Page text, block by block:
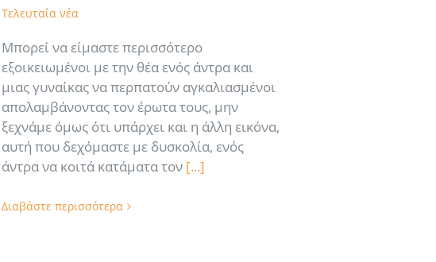
Τελευταία νέα
Μπορεί να είμαστε περισσότερο
εξοικειωμένοι με την θέα ενός άντρα και
μιας γυναίκας να περπατούν αγκαλιασμένοι
απολαμβάνοντας τον έρωτα τους, μην
ξεχνάμε όμως ότι υπάρχει και η άλλη εικόνα,
αυτή που δεχόμαστε με δυσκολία, ενός
άντρα να κοιτά κατάματα τον [...]
Διαβάστε περισσότερα